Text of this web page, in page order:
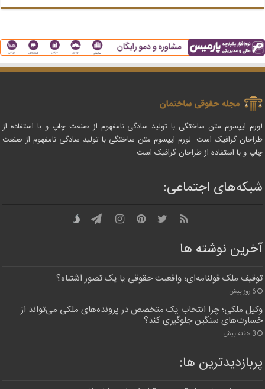
لورم ایپسوم متن ساختگی با تولید سادگی نامفهوم از صنعت چاپ و با استفاده از
طراحان گرافیک است. لورم ایپسوم متن ساختگی با تولید سادگی نامفهوم از صنعت
چاپ و با استفاده از طراحان گرافیک است.
شبکه‌های اجتماعی:
آخرین نوشته ها
توقیف ملک قولنامه‌ای؛ واقعیت حقوقی یا یک تصور اشتباه؟
6 روز پیش
وکیل ملکی؛ چرا انتخاب یک متخصص در پرونده‌های ملکی می‌تواند از
خسارت‌های سنگین جلوگیری کند؟
3 هفته پیش
پربازدیدترین‌ ها: